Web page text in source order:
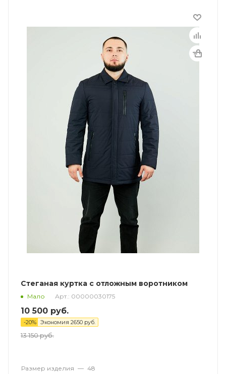
Стеганая куртка с отложным воротником
Мало Арт.: 00000030175
10 500 руб.
-20% Экономия 2650 руб.
13 150руб.
Размер изделия — 48